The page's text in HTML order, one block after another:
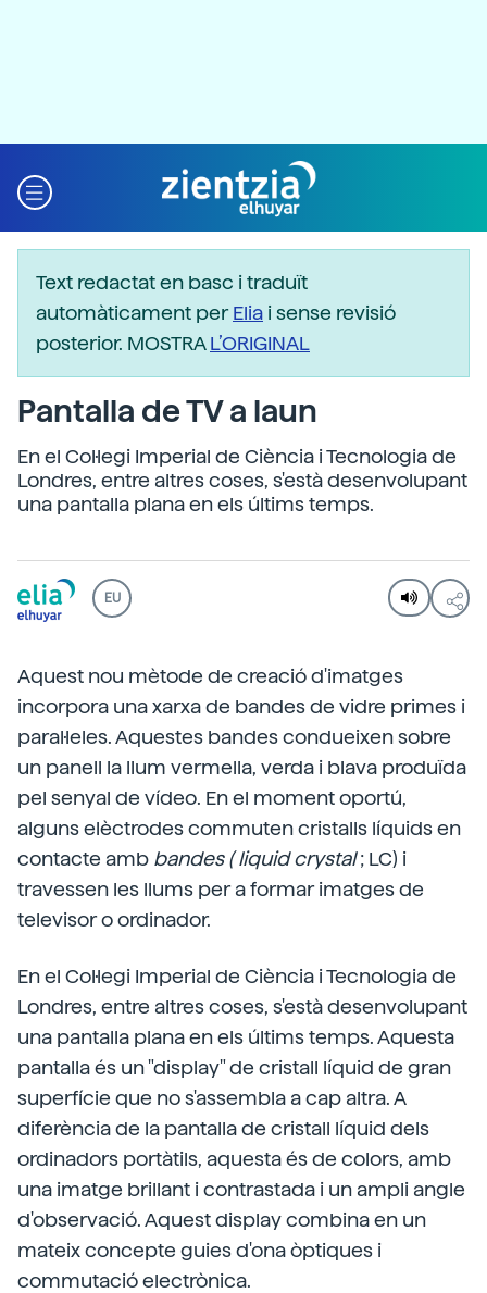
Text redactat en basc i traduït
automàticament perElia i sense revisió
posterior. MOSTRAL’ORIGINAL
Pantalla de TV a laun
En el Col·legi Imperial de Ciència i Tecnologia de
Londres, entre altres coses, s'està desenvolupant
una pantalla plana en els últims temps.
EU
Aquest nou mètode de creació d'imatges
incorpora una xarxa de bandes de vidre primes i
paral·leles. Aquestes bandes condueixen sobre
un panell la llum vermella, verda i blava produïda
pel senyal de vídeo. En el moment oportú,
alguns elèctrodes commuten cristalls líquids en
contacte amb bandes ( liquid crystal; LC) i
travessen les llums per a formar imatges de
televisor o ordinador.
En el Col·legi Imperial de Ciència i Tecnologia de
Londres, entre altres coses, s'està desenvolupant
una pantalla plana en els últims temps. Aquesta
pantalla és un "display" de cristall líquid de gran
superfície que no s'assembla a cap altra. A
diferència de la pantalla de cristall líquid dels
ordinadors portàtils, aquesta és de colors, amb
una imatge brillant i contrastada i un ampli angle
d'observació. Aquest display combina en un
mateix concepte guies d'ona òptiques i
commutació electrònica.